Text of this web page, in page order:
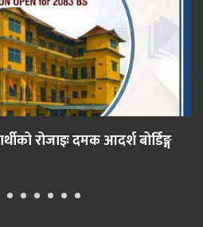
रोजाइः दमक आदर्श बोर्डिङ्ग